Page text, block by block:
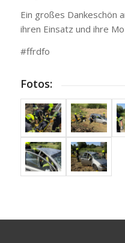
Ein großes Dankeschön
ihren Einsatz und ihre
#ffrdfo
Fotos: